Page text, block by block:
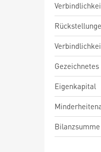
Eigenkapital
Bilanzsumme